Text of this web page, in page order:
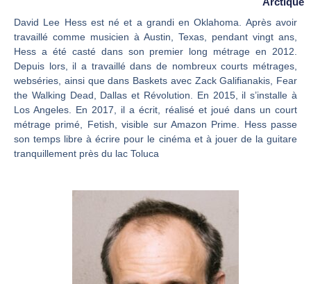
David Lee Hess est né et a grandi en Oklahoma. Après avoir
travaillé comme musicien à Austin, Texas, pendant vingt ans,
Hess a été casté dans son premier long métrage en 2012.
Depuis lors, il a travaillé dans de nombreux courts métrages,
webséries, ainsi que dans Baskets avec Zack Galifianakis, Fear
the Walking Dead, Dallas et Révolution. En 2015, il s’installe à
Los Angeles. En 2017, il a écrit, réalisé et joué dans un court
métrage primé, Fetish, visible sur Amazon Prime. Hess passe
son temps libre à écrire pour le cinéma et à jouer de la guitare
tranquillement près du lac Toluca